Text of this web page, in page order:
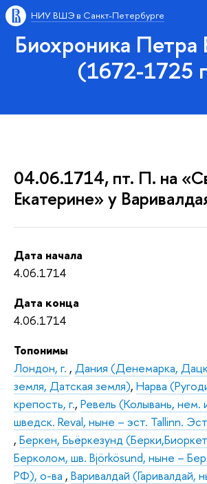
НИУ ВШЭ в Санкт-Петербурге
Биохроника Петра
(1672-1725
04.06.1714, пт. П. на
Екатерине» у
Дата начала
4.06.1714
Дата конца
4.06.1714
Топонимы
Лондон, г. , Дания (Денемарка,
земля, Датская земля), Нарва
крепость, г., Ревель (Колывань, нем.
шведск. Reval, ныне – эст. Tallinn.
, Беркен, Бьёркезунд
Берколом, шв. Björkösund, ныне –
РФ), о-ва , Варивалдай (Гаривалдай,